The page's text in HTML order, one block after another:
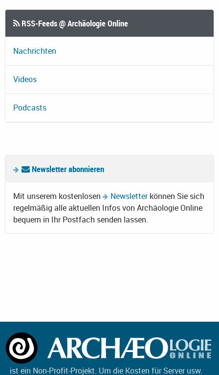
RSS-Feeds @ Archäologie Online
Nachrichten
Videos
Podcasts
Newsletter abonnieren
Mit unserem kostenlosen Newsletterkönnen Sie sich
regelmäßig alle aktuellen Infos von Archäologie Online
bequem in Ihr Postfach senden lassen.
ist ein Non-Profit-Projekt. Um die Kosten für Server usw.